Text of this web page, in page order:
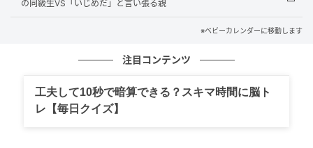
するとそのとき、近くでその様子を見ていたママ友・B
責任も全部、◯◯さん（私）に押しつけてる自覚あ
る？ 自分の都合で人をタクシー代わりにするのは、友
の同級生VS「いじめだ」と言い張る親
※ベビーカレンダーに移動します
注目コンテンツ
工夫して10秒で暗算できる？スキマ時間に脳ト
レ【毎日クイズ】